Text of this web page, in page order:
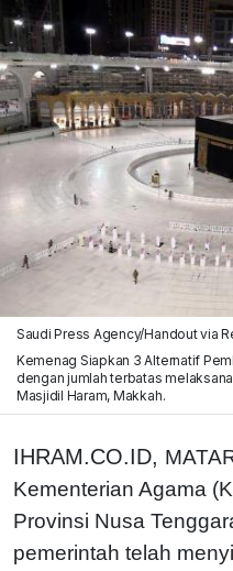
Saudi Press Agency/Handout via
Kemenag Siapkan 3 Alternatif
dengan jumlah terbatas
Masjidil Haram, Makkah.
IHRAM.CO.ID,
Kementerian Agama
Provinsi Nusa
pemerintah telah